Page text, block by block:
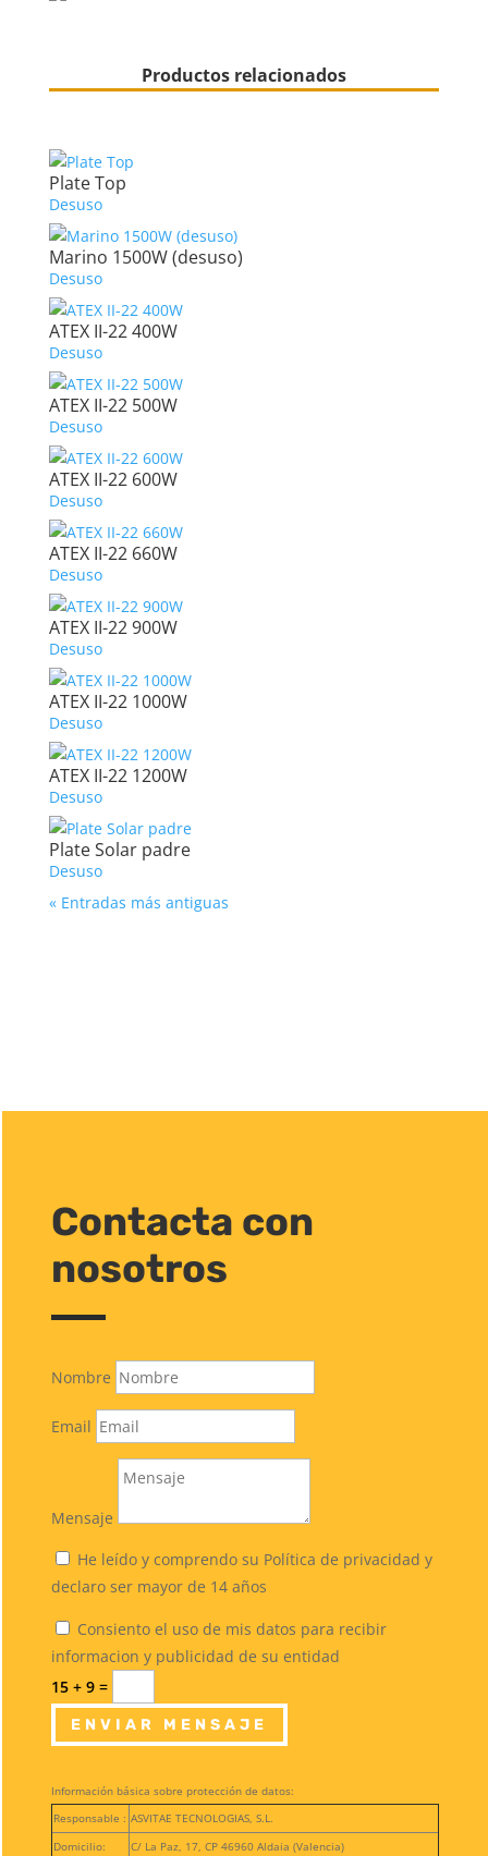
Productos relacionados
Plate Top
Desuso
Marino 1500W (desuso)
Desuso
ATEX II-22 400W
Desuso
ATEX II-22 500W
Desuso
ATEX II-22 600W
Desuso
ATEX II-22 660W
Desuso
ATEX II-22 900W
Desuso
ATEX II-22 1000W
Desuso
ATEX II-22 1200W
Desuso
Plate Solar padre
Desuso
« Entradas más antiguas
Contacta con
nosotros
Nombre
Email
Mensaje
He leído y comprendo su Política de privacidad y
declaro ser mayor de 14 años
Consiento el uso de mis datos para recibir
informacion y publicidad de su entidad
15 + 9=
ENVIAR MENSAJE
Información básica sobre protección de datos:
Responsable : ASVITAE TECNOLOGIAS, S.L.
Domicilio:
C/ La Paz, 17, CP 46960 Aldaia (Valencia)